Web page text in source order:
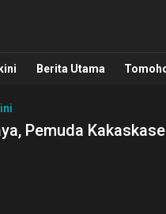
Utara,
Berita Utama
Pemuda